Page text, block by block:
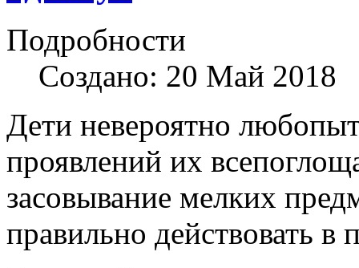
Подробности
Создано: 20 Май 2018
Дети невероятно
проявлений их
засовывание мелких
правильно действовать в